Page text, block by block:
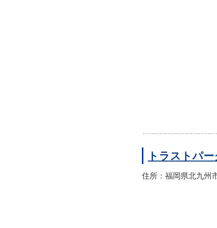
トラストパ
住所：福岡県北九州